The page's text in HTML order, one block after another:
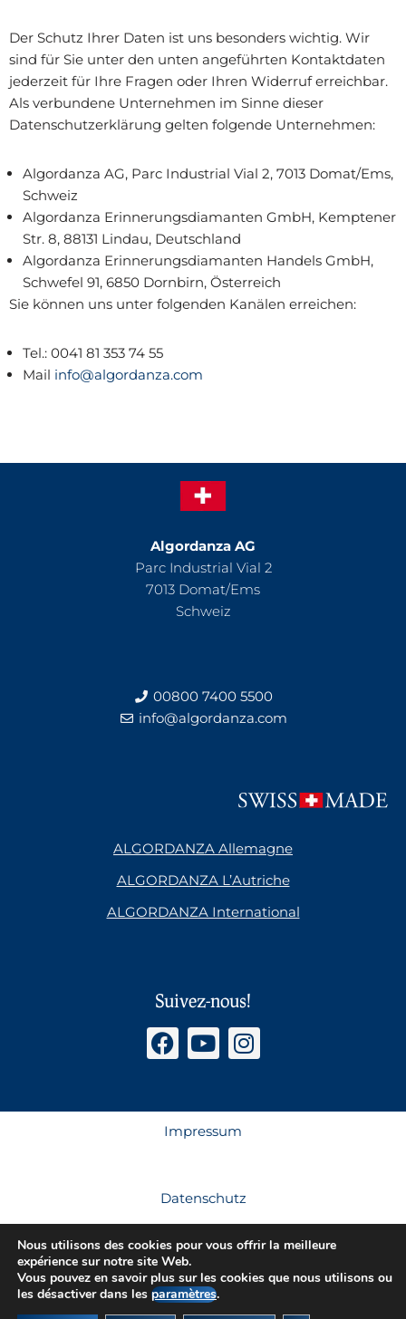
Der Schutz Ihrer Daten ist uns besonders wichtig. Wir
sind für Sie unter den unten angeführten Kontaktdaten
jederzeit für Ihre Fragen oder Ihren Widerruf erreichbar.
Als verbundene Unternehmen im Sinne dieser
Datenschutzerklärung gelten folgende Unternehmen:
Algordanza AG, Parc Industrial Vial 2, 7013 Domat/Ems,
Schweiz
Algordanza Erinnerungsdiamanten GmbH, Kemptener
Str. 8, 88131 Lindau, Deutschland
Algordanza Erinnerungsdiamanten Handels GmbH,
Schwefel 91, 6850 Dornbirn, Österreich
Sie können uns unter folgenden Kanälen erreichen:
Tel.: 0041 81 353 74 55
Mail info@algordanza.com
Algordanza AG
Parc Industrial Vial 2
7013 Domat/Ems
Schweiz
00800 7400 5500
info@algordanza.com
ALGORDANZA Allemagne
ALGORDANZA L’Autriche
ALGORDANZA International
Suivez-nous!
Impressum
Datenschutz
AGB’s Schweiz
Nous utilisons des cookies pour vous offrir la meilleure
expérience sur notre site Web.
Vous pouvez en savoir plus sur les cookies que nous utilisons ou
les désactiver dans les paramètres.